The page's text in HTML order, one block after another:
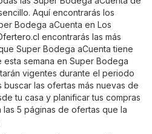
Aquí encontrarás los
Bodega aCuenta en Los
encontrarás las más
Super Bodega aCuenta tiene
semana en Super Bodega
vigentes durante el periodo
las ofertas más nuevas de
tu casa y planificar tus compras
5 páginas de ofertas que la